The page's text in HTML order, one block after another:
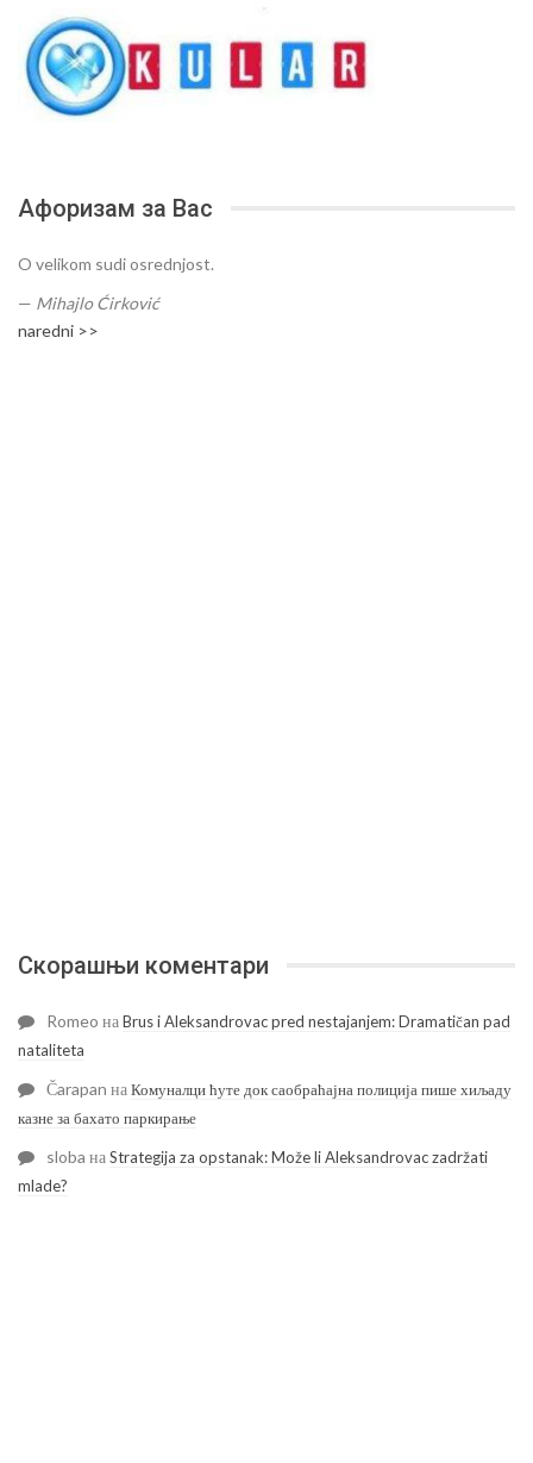
Афоризам за Вас
O velikom sudi osrednjost.
— Mihajlo Ćirković
naredni >>
Скорашњи коментари
Romeo наBrus i Aleksandrovac pred nestajanjem: Dramatičan pad
nataliteta
Čarapan наКомуналци ћуте док саобраћајна полиција пише хиљаду
казне за бахато паркирање
sloba наStrategija za opstanak: Može li Aleksandrovac zadržati
mlade?